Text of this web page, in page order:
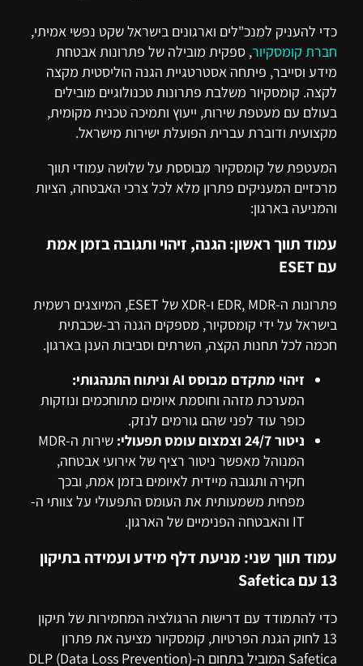
כדי להעניק למנכ"לים וארגונים בישראל שקט נפשי אמיתי,
חברת קומסקיור, ספקית מובילה של פתרונות אבטחת
מידע וסייבר, פיתחה אסטרטגיית הגנה הוליסטית מקצה
לקצה. קומסקיור משלבת פתרונות טכנולוגיים מובילים
בעולם עם מעטפת שירות, ייעוץ ותמיכה טכנית מקומית,
מקצועית ודוברת עברית הפועלת ישירות מישראל.
המעטפת של קומסקיור מבוססת על שלושה עמודי תווך
מרכזיים המעניקים פתרון מלא לכל צרכי האבטחה, הציות
והמניעה בארגון:
עמוד תווך ראשון: הגנה, זיהוי ותגובה בזמן אמת
עם ESET
פתרונות ה-EDR, MDR ו-XDR של ESET, המיוצגים רשמית
בישראל על ידי קומסקיור, מספקים הגנה רב-שכבתית
חכמה לכל תחנות הקצה, השרתים וסביבות הענן בארגון.
זיהוי מתקדם מבוסס AI וניתוח התנהגותי:
המערכת מזהה וחוסמת איומים מתוחכמים ונוזקות
כופר עוד לפני שהם גורמים לנזק.
ניטור 24/7 וצמצום עומס תפעולי:
שירות ה-MDR
המנוהל מאפשר ניטור רציף של אירועי אבטחה,
חקירה ותגובה מיידית לאיומים בזמן אמת, ובכך
מפחית משמעותית את העומס התפעולי על צוותי ה-
IT והאבטחה הפנימיים של הארגון.
עמוד תווך שני: מניעת דלף מידע ועמידה בתיקון
13 עם Safetica
כדי להתמודד עם דרישות הרגולציה המחמירות של תיקון
13 לחוק הגנת הפרטיות, קומסקיור מציעה את פתרון
Safetica המוביל בתחום ה-DLP (Data Loss Prevention)